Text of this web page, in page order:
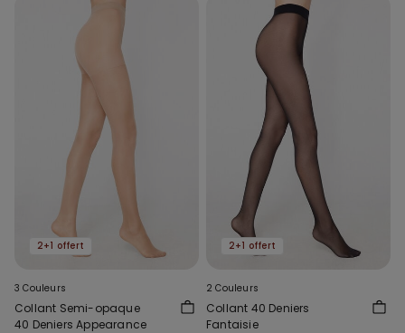
2+1 offert
3 Couleurs
Collant Semi-opaque
40 Deniers Appearance
2+1 offert
2 Couleurs
Collant 40 Deniers
Fantaisie